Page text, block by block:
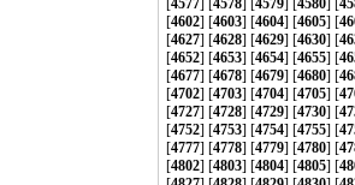
[4577] [4578] [4579] [4580] [
[4602] [4603] [4604] [4605] [
[4627] [4628] [4629] [4630] [
[4652] [4653] [4654] [4655] [
[4677] [4678] [4679] [4680] [
[4702] [4703] [4704] [4705] [
[4727] [4728] [4729] [4730] [
[4752] [4753] [4754] [4755] [
[4777] [4778] [4779] [4780] [
[4802] [4803] [4804] [4805] [